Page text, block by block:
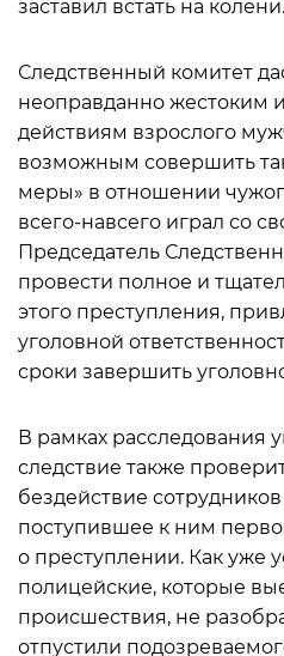
заставил встать на колени.
Следственный комитет
неоправданно
действиям взрослого
возможным совершить
меры» в отношении
всего-навсего играл со
Председатель
провести полное и
этого преступления,
уголовной
сроки завершить
В рамках расследования
следствие также
бездействие
поступившее к ним
о преступлении. Как уже
полицейские, которые
происшествия, не
отпустили